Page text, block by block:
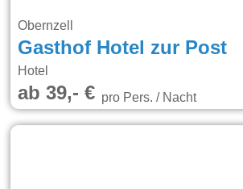
Obernzell
Gasthof Hotel zur Post
Hotel
ab 39,- €pro Pers. / Nacht